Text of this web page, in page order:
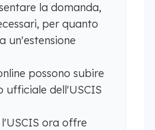
la domanda,
per quanto
un'estensione
possono subire
ufficiale dell'USCIS
ora offre